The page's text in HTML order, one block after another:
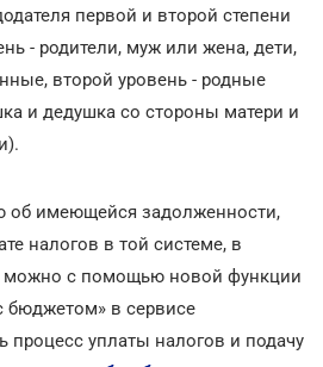
первой и второй степени
- родители, муж или жена, дети,
второй уровень - родные
и дедушка со стороны матери и
об имеющейся задолженности,
налогов в той системе, в
можно с помощью новой функции
бюджетом» в сервисе
процесс уплаты налогов и подачу